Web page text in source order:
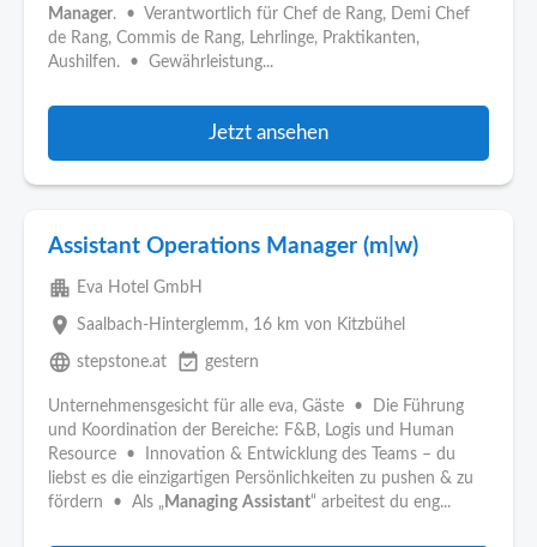
Manager. • Verantwortlich für Chef de Rang, Demi Chef
de Rang, Commis de Rang, Lehrlinge, Praktikanten,
Aushilfen. • Gewährleistung...
Jetzt ansehen
Assistant Operations Manager (m|w)
apartment Eva Hotel GmbH
place Saalbach-Hinterglemm, 16 km von Kitzbühel
language stepstone.at event_available gestern
Unternehmensgesicht für alle eva, Gäste • Die Führung
und Koordination der Bereiche: F&B, Logis und Human
Resource • Innovation & Entwicklung des Teams – du
liebst es die einzigartigen Persönlichkeiten zu pushen & zu
fördern • Als „Managing Assistant“ arbeitest du eng...